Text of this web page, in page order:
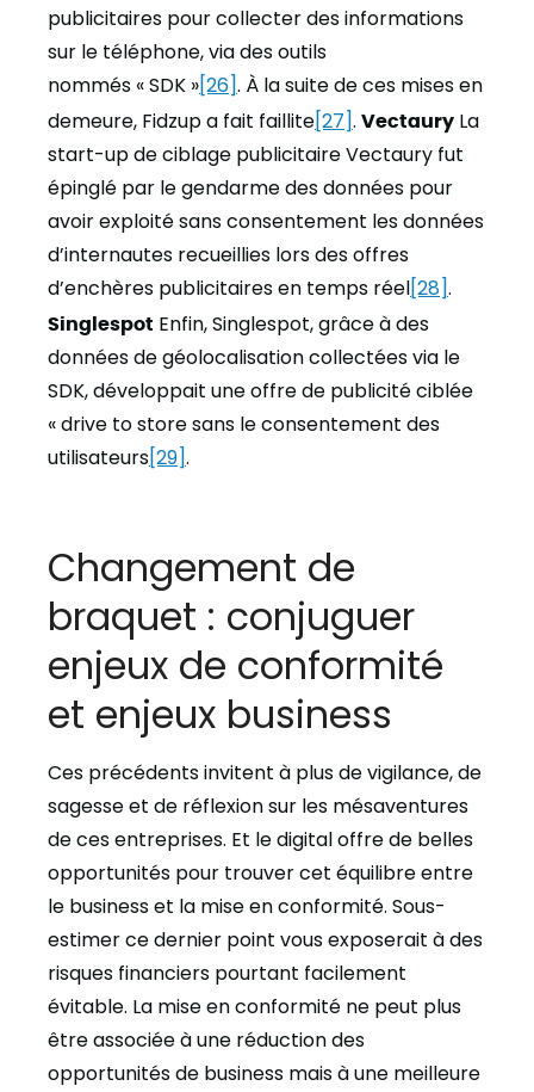
publicitaires pour collecter des informations
sur le téléphone, via des outils
nommés « SDK »[26]. À la suite de ces mises en
demeure, Fidzup a fait faillite[27]. Vectaury La
start-up de ciblage publicitaire Vectaury fut
épinglé par le gendarme des données pour
avoir exploité sans consentement les données
d’internautes recueillies lors des offres
d’enchères publicitaires en temps réel[28].
Singlespot Enfin, Singlespot, grâce à des
données de géolocalisation collectées via le
SDK, développait une offre de publicité ciblée
« drive to store sans le consentement des
utilisateurs[29].
Changement de
braquet : conjuguer
enjeux de conformité
et enjeux business
Ces précédents invitent à plus de vigilance, de
sagesse et de réflexion sur les mésaventures
de ces entreprises. Et le digital offre de belles
opportunités pour trouver cet équilibre entre
le business et la mise en conformité. Sous-
estimer ce dernier point vous exposerait à des
risques financiers pourtant facilement
évitable. La mise en conformité ne peut plus
être associée à une réduction des
opportunités de business mais à une meilleure